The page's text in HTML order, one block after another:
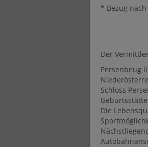
* Bezug
Der
Persenbeug
Schloss
Die